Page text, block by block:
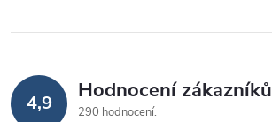
4,9 Hodnocení zákazníků
290 hodnocení